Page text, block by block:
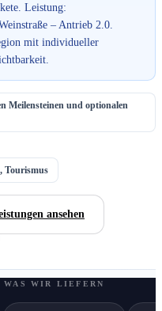
Leistung:
– Antrieb 2.0.
mit individueller
Meilensteinen und optionalen
Tourismus
ansehen
WIR LIEFERN